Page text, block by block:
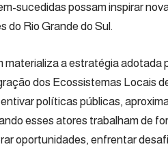
sucedidas possam inspirar
do Rio Grande do Sul.
materializa a estratégia adotada
dos Ecossistemas Locais
políticas públicas,
esses atores trabalham de
oportunidades, enfrentar